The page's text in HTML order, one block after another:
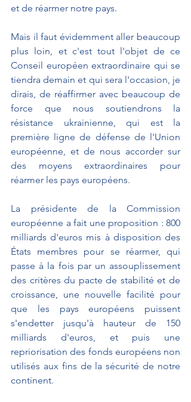
et de réarmer notre pays.
Mais il faut évidemment aller beaucoup
plus loin, et c'est tout l'objet de ce
Conseil européen extraordinaire qui se
tiendra demain et qui sera l'occasion, je
dirais, de réaffirmer avec beaucoup de
force que nous soutiendrons la
résistance ukrainienne, qui est la
première ligne de défense de l'Union
européenne, et de nous accorder sur
des moyens extraordinaires pour
réarmer les pays européens.
La présidente de la Commission
européenne a fait une proposition : 800
milliards d'euros mis à disposition des
États membres pour se réarmer, qui
passe à la fois par un assouplissement
des critères du pacte de stabilité et de
croissance, une nouvelle facilité pour
que les pays européens puissent
s'endetter jusqu'à hauteur de 150
milliards d'euros, et puis une
repriorisation des fonds européens non
utilisés aux fins de la sécurité de notre
continent.